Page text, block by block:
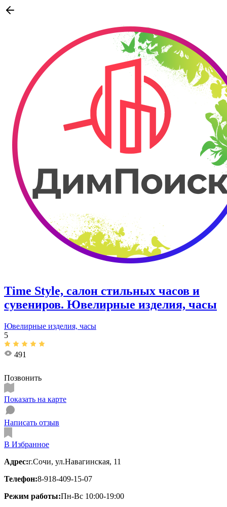
Time Style, салон стильных часов и
сувениров. Ювелирные изделия, часы
Ювелирные изделия, часы
5
491
Позвонить
Показать на карте
Написать отзыв
В Избранное
Адрес:г.Сочи, ул.Навагинская, 11
Телефон:8-918-409-15-07
Режим работы:Пн-Вс 10:00-19:00